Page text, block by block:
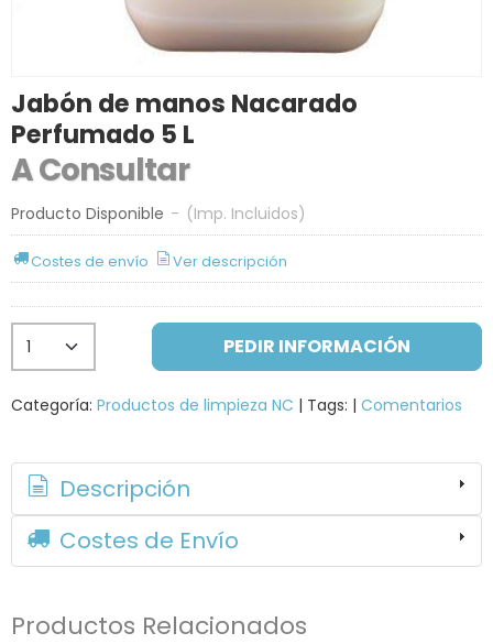
Jabón de manos Nacarado
Perfumado 5 L
A Consultar
Producto Disponible - (Imp. Incluidos)
Costes de envío Ver descripción
PEDIR INFORMACIÓN
Categoría: Productos de limpieza NC | Tags: | Comentarios
Descripción
Costes de Envío
Productos Relacionados